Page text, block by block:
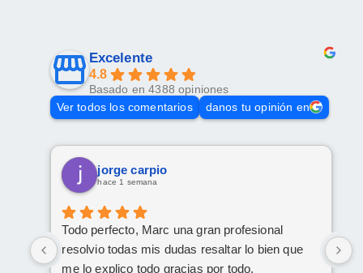
Excelente
4.8
Basado en 4388 opiniones
Ver todos los comentarios
danos tu opinión en
jorge carpio
hace 1 semana
Todo perfecto, Marc una gran profesional
resolvio todas mis dudas resaltar lo bien que
me lo explico todo gracias por todo.